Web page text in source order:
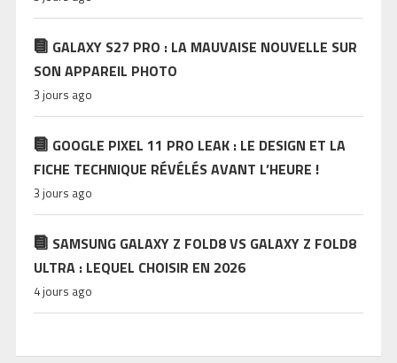
GALAXY S27 PRO : LA MAUVAISE NOUVELLE SUR
SON APPAREIL PHOTO
3 jours ago
GOOGLE PIXEL 11 PRO LEAK : LE DESIGN ET LA
FICHE TECHNIQUE RÉVÉLÉS AVANT L’HEURE !
3 jours ago
SAMSUNG GALAXY Z FOLD8 VS GALAXY Z FOLD8
ULTRA : LEQUEL CHOISIR EN 2026
4 jours ago